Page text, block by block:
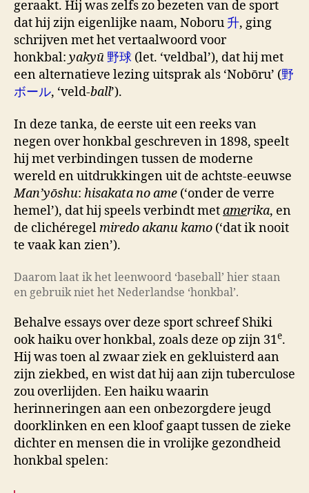
geraakt. Hij was zelfs zo bezeten van de sport
dat hij zijn eigenlijke naam, Noboru 升, ging
schrijven met het vertaalwoord voor
honkbal: yakyū野球 (let. ‘veldbal’), dat hij met
een alternatieve lezing uitsprak als ‘Nobōru’ (野
ボール, ‘veld-ball’).
In deze tanka, de eerste uit een reeks van
negen over honkbal geschreven in 1898, speelt
hij met verbindingen tussen de moderne
wereld en uitdrukkingen uit de achtste-eeuwse
Man’yōshu: hisakata no ame (‘onder de verre
hemel’), dat hij speels verbindt metamerika, en
de clichéregelmiredo akanu kamo (‘dat ik nooit
te vaak kan zien’).
Daarom laat ik het leenwoord ‘baseball’ hier staan
en gebruik niet het Nederlandse ‘honkbal’.
Behalve essays over deze sport schreef Shiki
ook haiku over honkbal, zoals deze op zijn 31e.
Hij was toen al zwaar ziek en gekluisterd aan
zijn ziekbed, en wist dat hij aan zijn tuberculose
zou overlijden. Een haiku waarin
herinneringen aan een onbezorgdere jeugd
doorklinken en een kloof gaapt tussen de zieke
dichter en mensen die in vrolijke gezondheid
honkbal spelen: